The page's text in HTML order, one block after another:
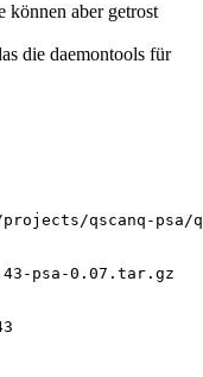
können aber getrost
die daemontools für
qscanq-psa/
psa-0.07.tar.gz